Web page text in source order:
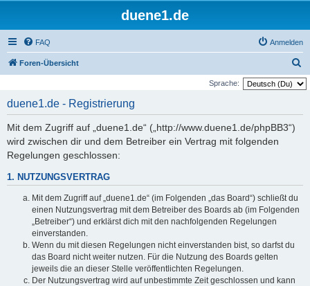
duene1.de
FAQ Anmelden
Foren-Übersicht
u
Sprache:
duene1.de - Registrierung
Mit dem Zugriff auf „duene1.de“ („http://www.duene1.de/phpBB3“)
wird zwischen dir und dem Betreiber ein Vertrag mit folgenden
Regelungen geschlossen:
1. NUTZUNGSVERTRAG
Mit dem Zugriff auf „duene1.de“ (im Folgenden „das Board“) schließt du
einen Nutzungsvertrag mit dem Betreiber des Boards ab (im Folgenden
„Betreiber“) und erklärst dich mit den nachfolgenden Regelungen
einverstanden.
Wenn du mit diesen Regelungen nicht einverstanden bist, so darfst du
das Board nicht weiter nutzen. Für die Nutzung des Boards gelten
jeweils die an dieser Stelle veröffentlichten Regelungen.
Der Nutzungsvertrag wird auf unbestimmte Zeit geschlossen und kann